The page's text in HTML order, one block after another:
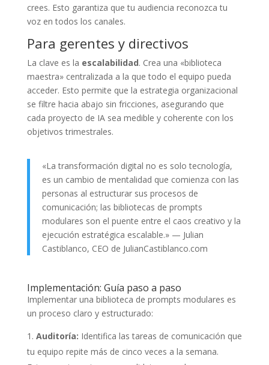
crees. Esto garantiza que tu audiencia reconozca tu
voz en todos los canales.
Para gerentes y directivos
La clave es la escalabilidad. Crea una «biblioteca
maestra» centralizada a la que todo el equipo pueda
acceder. Esto permite que la estrategia organizacional
se filtre hacia abajo sin fricciones, asegurando que
cada proyecto de IA sea medible y coherente con los
objetivos trimestrales.
«La transformación digital no es solo tecnología,
es un cambio de mentalidad que comienza con las
personas al estructurar sus procesos de
comunicación; las bibliotecas de prompts
modulares son el puente entre el caos creativo y la
ejecución estratégica escalable.» — Julian
Castiblanco, CEO de JulianCastiblanco.com
Implementación: Guía paso a paso
Implementar una biblioteca de prompts modulares es
un proceso claro y estructurado:
Auditoría: Identifica las tareas de comunicación que
tu equipo repite más de cinco veces a la semana.